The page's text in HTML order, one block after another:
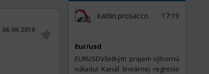
06.06.2019
kaitlin.prosacco 17:19
Eur/usd
EURUSDVšetkým prajem výbornú
náladu! Kanál lineárnej regresie